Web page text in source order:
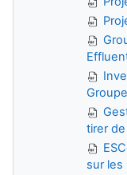
tirer de
sur les